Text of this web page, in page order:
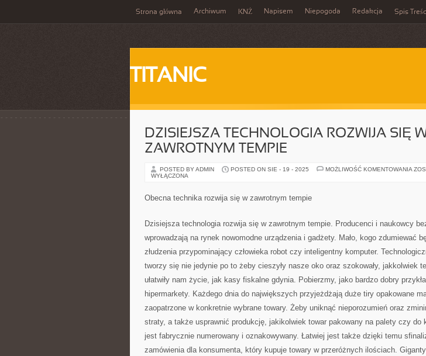
Strona główna Archiwum KNŻ Napisem Niepogoda Redakcja Spis
TITANIC
DZISIEJSZA TECHNOLOGIA ROZWIJA SIĘ
ZAWROTNYM TEMPIE
POSTED BY ADMIN POSTED ON SIE - 19 - 2025 MOŻLIWOŚĆ KOMENTOWANIA
WYŁĄCZONA
Obecna technika rozwija się w zawrotnym tempie
Dzisiejsza technologia rozwija się w zawrotnym tempie. Producenci i naukowcy
wprowadzają na rynek nowomodne urządzenia i gadżety. Mało, kogo zdumiewać
złudzenia przypominający człowieka robot czy inteligentny komputer.
tworzy się nie jedynie po to żeby cieszyły nasze oko oraz szokowały, jakkolwiek
ułatwiły nam życie, jak kasy fiskalne gdynia. Pobierzmy, jako bardzo dobry
hipermarkety. Każdego dnia do największych przyjeżdżają duże tiry opakowane
zaopatrzone w konkretnie wybrane towary. Żeby uniknąć nieporozumień oraz
straty, a także usprawnić produkcję, jakikolwiek towar pakowany na palety czy do
jest fabrycznie numerowany i oznakowywany. Łatwiej jest także dzięki temu
zamówienia dla konsumenta, który kupuje towary w przeróżnych ilościach.